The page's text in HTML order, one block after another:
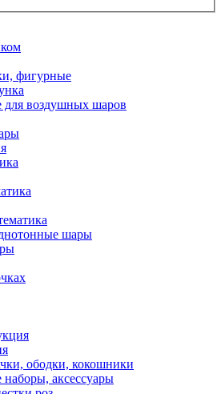
фигурные
для воздушных шаров
шары
ободки, кокошники
аксессуары